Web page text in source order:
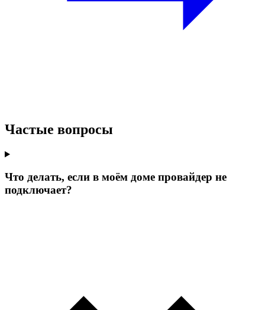
Частые вопросы
Что делать, если в моём доме провайдер не
подключает?